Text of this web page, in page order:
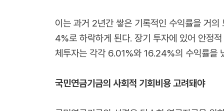
이는 과거 2년간 쌓은 기록적인 수익률을 거
4%로 하락하게 된다. 장기 투자에 있어 안정
체투자는 각각 6.01%와 16.24%의 수익률을
국민연금기금의 사회적 기회비용 고려돼야